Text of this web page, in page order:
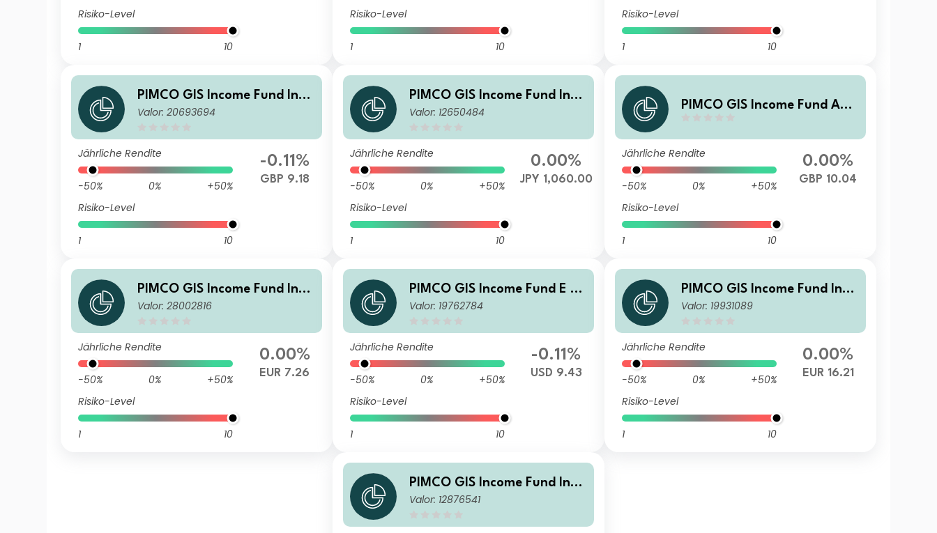
Risiko-Level
1 10
Risiko-Level
1 10
Risiko-Level
1 10
PIMCO GIS Income Fund Insti
tutional GBP (Hedged) Inco
Valor: 20693694
Jährliche Rendite
-50% 0%
+50%
Risiko-Level
1 10
-0.11%
GBP 9.18
PIMCO GIS Income Fund Inve
stor JPY (Hedged) Accumulat
Valor: 12650484
Jährliche Rendite
-50% 0%
+50%
Risiko-Level
1 10
0.00%
JPY 1,060.00
PIMCO GIS Income Fund Ad
ccumulation
Jährliche Rendite
-50% 0%
+50%
Risiko-Level
1 10
0.00%
GBP 10.04
PIMCO GIS Income Fund Inve
stor EUR (Hedged) Income
Valor: 28002816
Jährliche Rendite
-50% 0%
+50%
Risiko-Level
1 10
0.00%
EUR 7.26
PIMCO GIS Income Fund E Cl
ass USD Income
Valor: 19762784
Jährliche Rendite
-50% 0%
+50%
Risiko-Level
1 10
-0.11%
USD 9.43
PIMCO GIS Income Fund Insti
tutional EUR (Hedged) Accu
Valor: 19931089
Jährliche Rendite
-50% 0%
+50%
Risiko-Level
1 10
0.00%
EUR 16.21
PIMCO GIS Income Fund Insti
tutional AUD (Hedged) Inco
Valor: 12876541